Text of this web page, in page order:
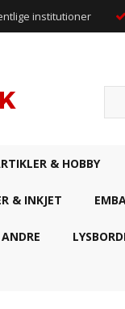
institutioner
& HOBBY
& INKJET